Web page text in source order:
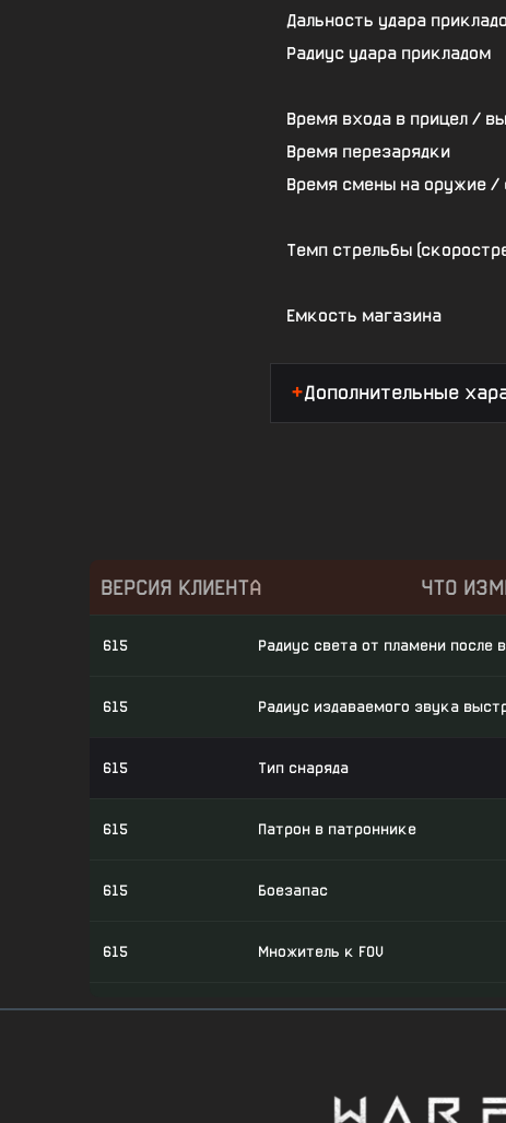
Дальность удара
Радиус удара прикладом
Время входа в прицел /
Время перезарядки
Время смены на оружие /
Темп стрельбы
Емкость магазина
Дополнительные
ВЕРСИЯ КЛИЕНТА ЧТО
615 Радиус света от пламени после
615 Радиус издаваемого звука
615 Тип снаряда
615 Патрон в патроннике
615 Боезапас
615 Множитель к FOV
615 Множитель к FOV: В прицеле